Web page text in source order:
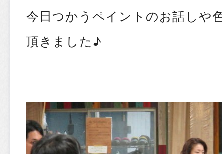
今日つかうペイントのお話しや
頂きました♪